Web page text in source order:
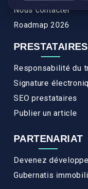
Nous contacter
Roadmap 2026
PRESTATAIRES
Responsabilité du
Signature
SEO prestataires
Publier un article
PARTENARIAT
Devenez
Gubernatis